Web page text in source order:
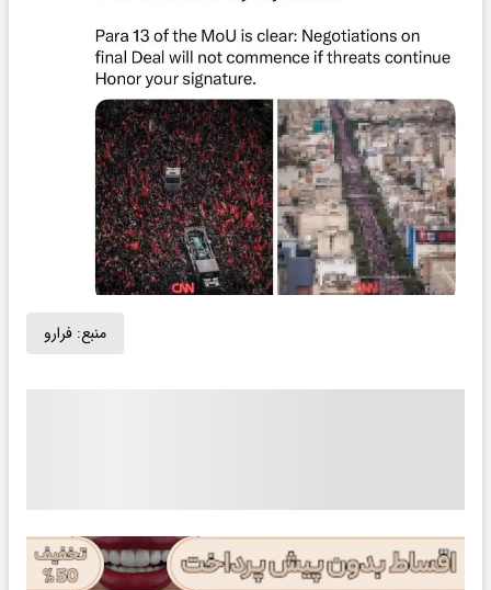
منبع: فرارو